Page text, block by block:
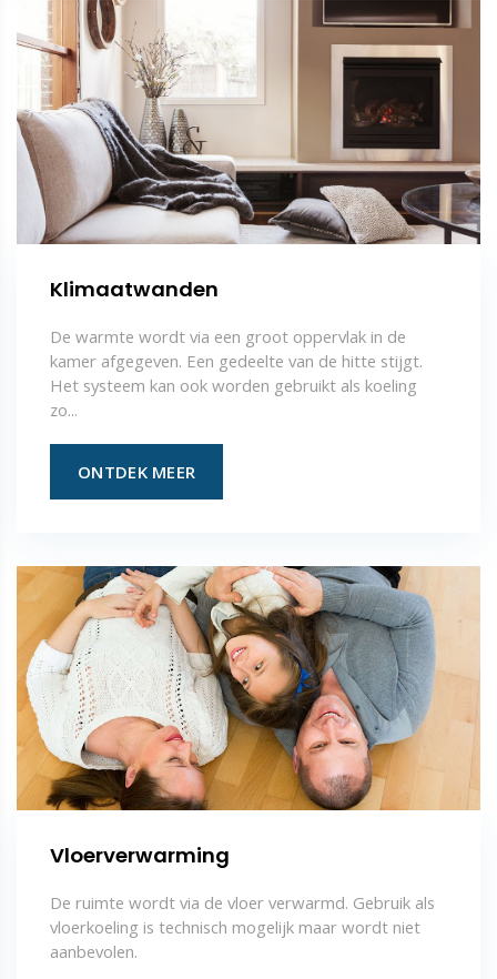
Klimaatwanden
De warmte wordt via een groot oppervlak in de
kamer afgegeven. Een gedeelte van de hitte stijgt.
Het systeem kan ook worden gebruikt als koeling
zo...
ONTDEK MEER
Vloerverwarming
De ruimte wordt via de vloer verwarmd. Gebruik als
vloerkoeling is technisch mogelijk maar wordt niet
aanbevolen.